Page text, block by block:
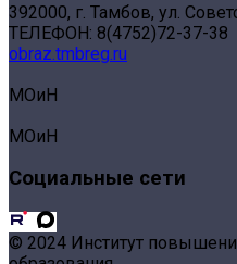
392000, г. Тамбов, ул.
ТЕЛЕФОН: 8(4752)72-37-38
obraz.tmbreg.ru
МОиН
МОиН
Социальные сети
© 2024 Институт